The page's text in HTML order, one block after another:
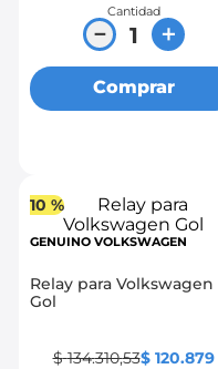
Cantidad
＋
－
Comprar
10 %
GENUINO VOLKSWAGEN
Relay para Volkswagen
Gol
$ 134.310,53$ 120.879